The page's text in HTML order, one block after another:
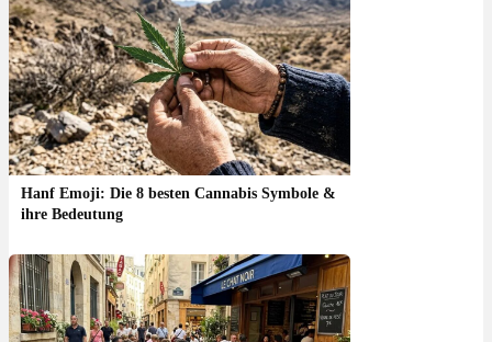
Hanf Emoji: Die 8 besten Cannabis Symbole &
ihre Bedeutung